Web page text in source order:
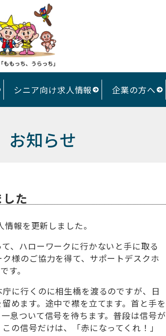
シニア向け求人情報 企業の方へ
お知らせ
た
報を更新しました。
、ハローワークに行かないと手に取る
様のご協力を得て、サポートデスクホ
す。
に行くのに相生橋を渡るのですが、日
めます。途中で襟を立てます。首と手を
息ついて信号を待ちます。普段は信号が
の信号だけは、「赤になってくれ！」